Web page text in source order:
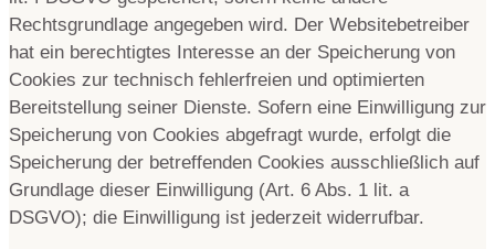
Rechtsgrundlage angegeben wird. Der Websitebetreiber
hat ein berechtigtes Interesse an der Speicherung von
Cookies zur technisch fehlerfreien und optimierten
Bereitstellung seiner Dienste. Sofern eine Einwilligung zur
Speicherung von Cookies abgefragt wurde, erfolgt die
Speicherung der betreffenden Cookies ausschließlich auf
Grundlage dieser Einwilligung (Art. 6 Abs. 1 lit. a
DSGVO); die Einwilligung ist jederzeit widerrufbar.